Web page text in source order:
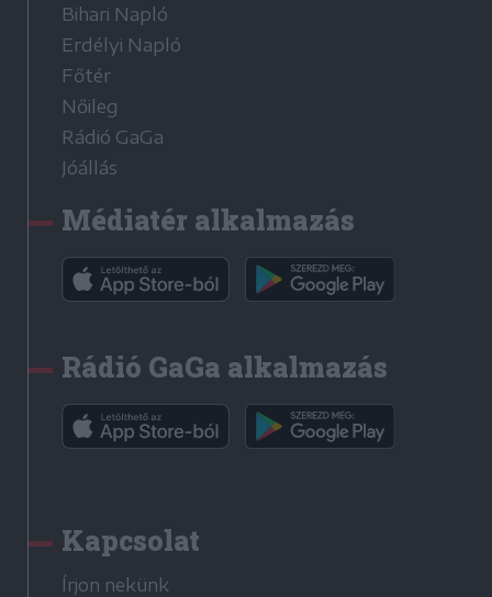
Bihari Napló
Erdélyi Napló
Főtér
Nőileg
Rádió GaGa
Jóállás
Médiatér alkalmazás
Rádió GaGa alkalmazás
Kapcsolat
Írjon nekünk